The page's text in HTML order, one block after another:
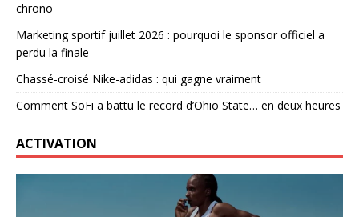
chrono
Marketing sportif juillet 2026 : pourquoi le sponsor officiel a
perdu la finale
Chassé-croisé Nike-adidas : qui gagne vraiment
Comment SoFi a battu le record d’Ohio State… en deux heures
ACTIVATION